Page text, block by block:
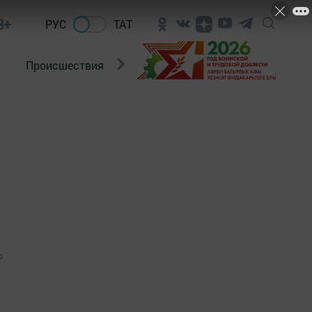
РУС ТАТ
Происшествия Новости Госавтоинспекции